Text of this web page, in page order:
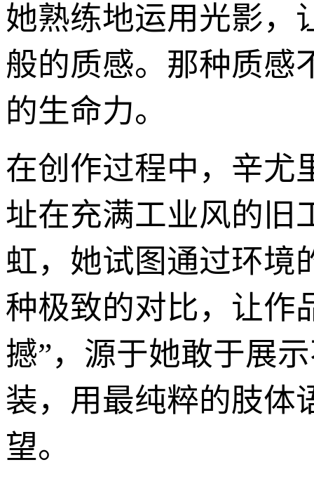
她熟练地运用光影，
般的质感。那种质感
的生命力。
在创作过程中，辛尤
址在充满工业风的旧
虹，她试图通过环境
种极致的对比，让作
撼”，源于她敢于展
装，用最纯粹的肢体
望。